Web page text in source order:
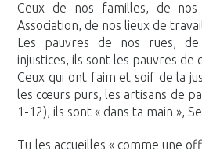
Ceux de nos familles, de nos
Association, de nos lieux de
Les pauvres de nos rues,
injustices, ils sont les pauvres de
Ceux qui ont faim et soif de la
les cœurs purs, les artisans de
1-12), ils sont « dans ta main »,
Tu les accueilles « comme une